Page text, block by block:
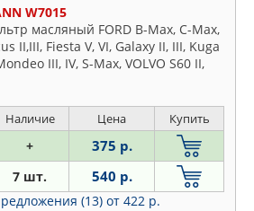
W7015
масляный FORD B-Max, C-Max,
II,III, Fiesta V, VI, Galaxy II, III, Kuga
III, IV, S-Max, VOLVO S60 II,
II, Range Rover Evogue
Наличие Цена Купить
+ 375 р.
7 шт. 540 р.
(13) от 422 р.